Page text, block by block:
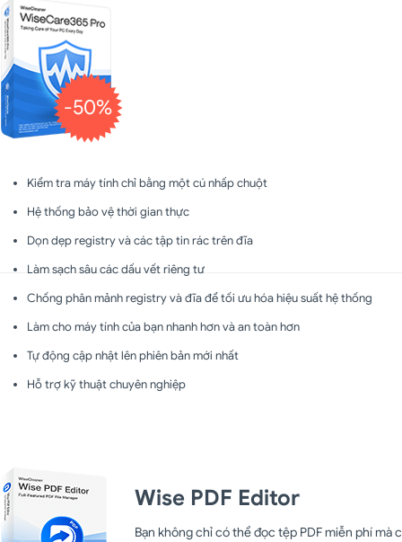
-50%
Kiểm tra máy tính chỉ bằng một cú nhấp chuột
Hệ thống bảo vệ thời gian thực
Dọn dẹp registry và các tập tin rác trên đĩa
Làm sạch sâu các dấu vết riêng tư
Chống phân mảnh registry và đĩa để tối ưu hóa hiệu suất hệ thống
Làm cho máy tính của bạn nhanh hơn và an toàn hơn
Tự động cập nhật lên phiên bản mới nhất
Hỗ trợ kỹ thuật chuyên nghiệp
Wise PDF Editor
Bạn không chỉ có thể đọc tệp PDF miễn phí